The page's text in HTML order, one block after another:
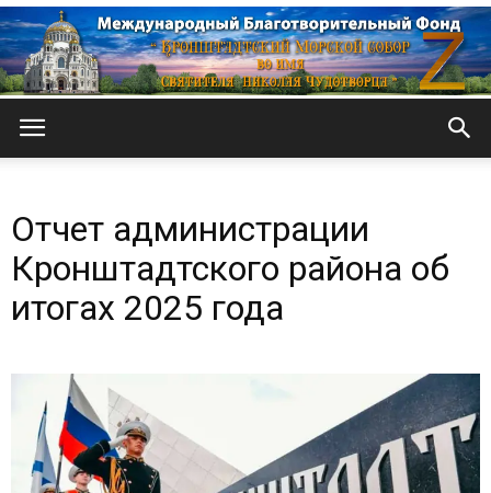
Морской
Отчет администрации
Кронштадтского района об
итогах 2025 года